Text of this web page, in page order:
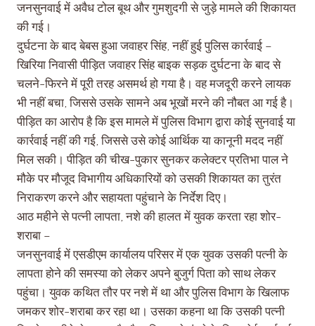
जनसुनवाई में अवैध टोल बूथ और गुमशुदगी से जुड़े मामले की शिकायत
की गई।
दुर्घटना के बाद बेबस हुआ जवाहर सिंह, नहीं हुई पुलिस कार्रवाई –
खिरिया निवासी पीड़ित जवाहर सिंह बाइक सड़क दुर्घटना के बाद से
चलने-फिरने में पूरी तरह असमर्थ हो गया है। वह मजदूरी करने लायक
भी नहीं बचा, जिससे उसके सामने अब भूखों मरने की नौबत आ गई है।
पीड़ित का आरोप है कि इस मामले में पुलिस विभाग द्वारा कोई सुनवाई या
कार्रवाई नहीं की गई, जिससे उसे कोई आर्थिक या कानूनी मदद नहीं
मिल सकी। पीड़ित की चीख-पुकार सुनकर कलेक्टर प्रतिभा पाल ने
मौके पर मौजूद विभागीय अधिकारियों को उसकी शिकायत का तुरंत
निराकरण करने और सहायता पहुंचाने के निर्देश दिए।
आठ महीने से पत्नी लापता, नशे की हालत में युवक करता रहा शोर-
शराबा –
जनसुनवाई में एसडीएम कार्यालय परिसर में एक युवक उसकी पत्नी के
लापता होने की समस्या को लेकर अपने बुजुर्ग पिता को साथ लेकर
पहुंचा। युवक कथित तौर पर नशे में था और पुलिस विभाग के खिलाफ
जमकर शोर-शराबा कर रहा था। उसका कहना था कि उसकी पत्नी